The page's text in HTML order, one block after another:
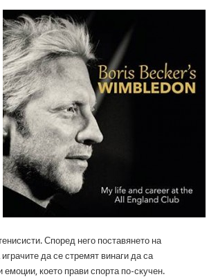
Според него поставянето на
да се стремят винаги да са
емоции, което прави спорта по-скучен.